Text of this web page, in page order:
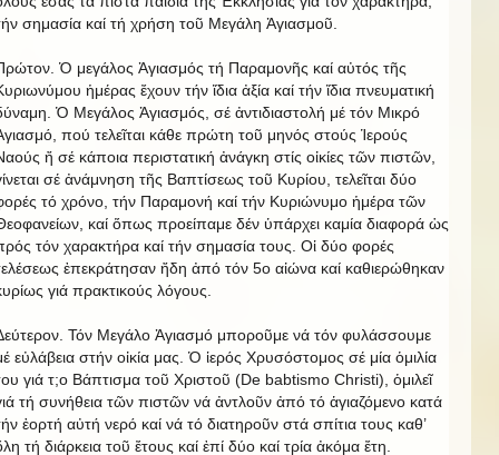
σημασία καί τή χρήση τοῦ Μεγάλη Ἁγιασμοῦ.
Ὁ μεγάλος Ἁγιασμός τή Παραμονῆς καί αὐτός τῆς
ἡμέρας ἔχουν τήν ἴδια ἀξία καί τήν ἴδια πνευματική
Ὁ Μεγάλος Ἁγιασμός, σέ ἀντιδιαστολή μέ τόν Μικρό
πού τελεῖται κάθε πρώτη τοῦ μηνός στούς Ἱερούς
ἤ σέ κάποια περιστατική ἀνάγκη στίς οἰκίες τῶν πιστῶν,
σέ ἀνάμνηση τῆς Βαπτίσεως τοῦ Κυρίου, τελεῖται δύο
τό χρόνο, τήν Παραμονή καί τήν Κυριώνυμο ἡμέρα τῶν
καί ὅπως προείπαμε δέν ὑπάρχει καμία διαφορά ὡς
τόν χαρακτήρα καί τήν σημασία τους. Οἱ δύο φορές
ἐπεκράτησαν ἤδη ἀπό τόν 5ο αἰώνα καί καθιερώθηκαν
γιά πρακτικούς λόγους.
Τόν Μεγάλο Ἁγιασμό μποροῦμε νά τόν φυλάσσουμε
εὐλάβεια στήν οἰκία μας. Ὁ ἱερός Χρυσόστομος σέ μία ὁμιλία
γιά τ;o Βάπτισμα τοῦ Χριστοῦ (De babtismo Christi), ὁμιλεῖ
τή συνήθεια τῶν πιστῶν νά ἀντλοῦν ἀπό τό ἁγιαζόμενο κατά
ἑορτή αὐτή νερό καί νά τό διατηροῦν στά σπίτια τους καθ’
τή διάρκεια τοῦ ἔτους καί ἐπί δύο καί τρία ἀκόμα ἔτη.